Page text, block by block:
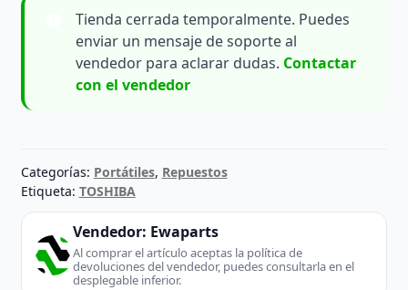
Tienda cerrada temporalmente. Puedes
enviar un mensaje de soporte al
vendedor para aclarar dudas. Contactar
con el vendedor
Categorías: Portátiles, Repuestos
Etiqueta: TOSHIBA
Vendedor: Ewaparts
Al comprar el artículo aceptas la política de
devoluciones del vendedor, puedes consultarla en el
desplegable inferior.